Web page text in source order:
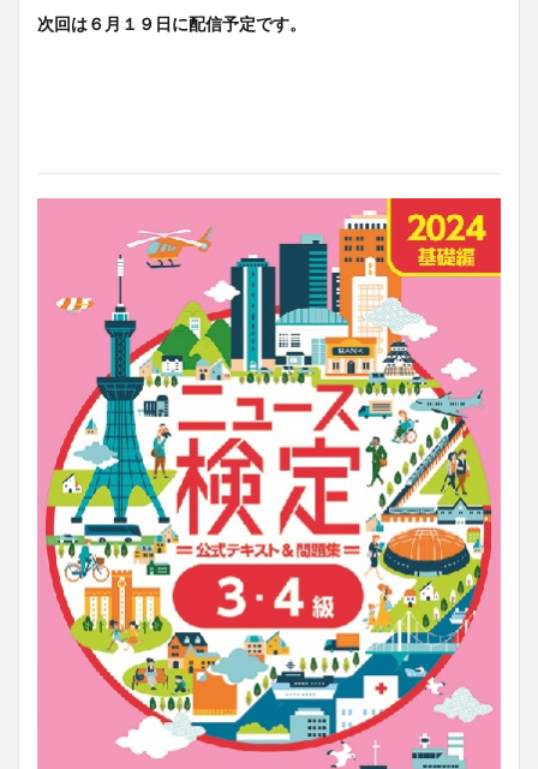
次回は６月１９日に配信予定です。